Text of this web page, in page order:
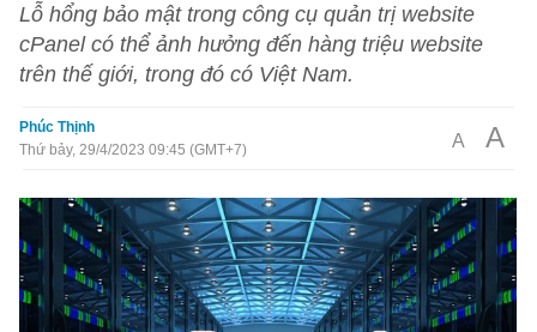
Lỗ hổng bảo mật trong công cụ quản trị website
cPanel có thể ảnh hưởng đến hàng triệu website
trên thế giới, trong đó có Việt Nam.
Phúc Thịnh
Thứ bảy, 29/4/2023 09:45 (GMT+7)
A A